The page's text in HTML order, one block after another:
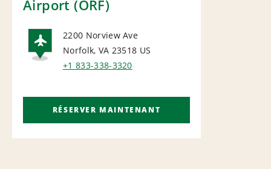
Airport (ORF)
AIRPORT
2200 Norview Ave
Norfolk, VA 23518 US
+1 833-338-3320
RÉSERVER MAINTENANT